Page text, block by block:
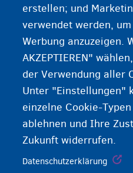
erstellen; und
verwendet werden,
Werbung anzuzeigen.
AKZEPTIEREN"
der Verwendung aller
Unter "Einstellungen"
einzelne Cookie-
ablehnen und Ihre
Zukunft widerrufen.
Datenschutzerklärung